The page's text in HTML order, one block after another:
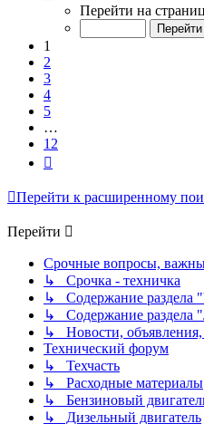
Перейти на
1
2
3
4
5
…
12
Перейти к расширенному
Перейти
Срочные вопросы,
↳ Срочка - техничка
↳ Содержание раздела
↳ Содержание раздела
↳ Новости,
Технический форум
↳ Техчасть
↳ Расходные материалы
↳ Бензиновый
↳ Дизельный двигатель